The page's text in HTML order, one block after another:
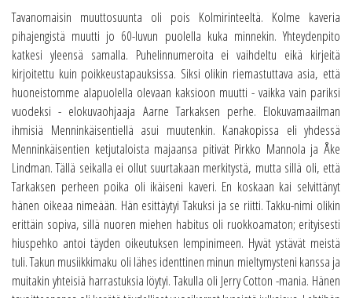
Tavanomaisin muuttosuunta oli pois Kolmirinteeltä. Kolme kaveria
pihajengistä muutti jo 60-luvun puolella kuka minnekin. Yhteydenpito
katkesi yleensä samalla. Puhelinnumeroita ei vaihdeltu eikä kirjeitä
kirjoitettu kuin poikkeustapauksissa. Siksi olikin riemastuttava asia, että
huoneistomme alapuolella olevaan kaksioon muutti - vaikka vain pariksi
vuodeksi - elokuvaohjaaja Aarne Tarkaksen perhe. Elokuvamaailman
ihmisiä Menninkäisentiellä asui muutenkin. Kanakopissa eli yhdessä
Menninkäisentien ketjutaloista majaansa pitivät Pirkko Mannola ja Åke
Lindman. Tällä seikalla ei ollut suurtakaan merkitystä, mutta sillä oli, että
Tarkaksen perheen poika oli ikäiseni kaveri. En koskaan kai selvittänyt
hänen oikeaa nimeään. Hän esittäytyi Takuksi ja se riitti. Takku-nimi olikin
erittäin sopiva, sillä nuoren miehen habitus oli ruokkoamaton; erityisesti
hiuspehko antoi täyden oikeutuksen lempinimeen. Hyvät ystävät meistä
tuli. Takun musiikkimaku oli lähes identtinen minun mieltymysteni kanssa ja
muitakin yhteisiä harrastuksia löytyi. Takulla oli Jerry Cotton -mania. Hänen